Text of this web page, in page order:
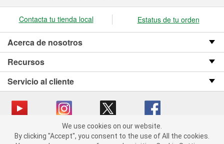
We use cookies on our website. By clicking "Accept", you consent
to the use of All the cookies.
Contacta tu tienda local Estatus de tu orden
Acerca de nosotros
Recursos
Servicio al cliente
Copyright © 2008-2026 O’Reilly Auto Parts v OST_3.2.0.0.729 (3) cv1361
We use cookies on our website.
By clicking "Accept", you consent to the use of All the cookies.